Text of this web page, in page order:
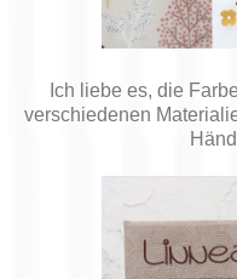
Ich liebe es, die
verschiedenen